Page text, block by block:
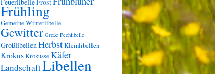
Frühling
Gemeine Winterlibelle
Gewitter Große Pechlibelle
GroßlibellenHerbstKleinlibellen
KrokusKrokusse Käfer
LandschaftLibellen